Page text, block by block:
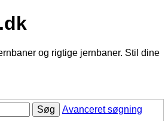
og rigtige jernbaner. Stil dine
Søg Avanceret søgning